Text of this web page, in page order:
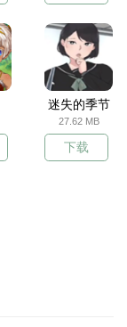
迷失的季节
27.62 MB
下载